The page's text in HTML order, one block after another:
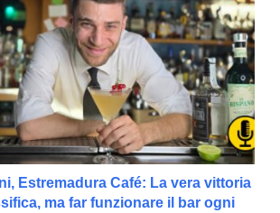
Estremadura Café: La vera vittoria
ma far funzionare il bar ogni